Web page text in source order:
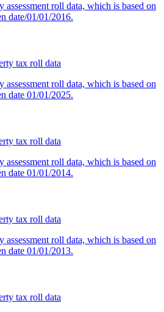
assessment roll data, which is based on
date/01/01/2016.
tax roll data
assessment roll data, which is based on
date 01/01/2025.
tax roll data
assessment roll data, which is based on
date 01/01/2014.
tax roll data
assessment roll data, which is based on
date 01/01/2013.
tax roll data